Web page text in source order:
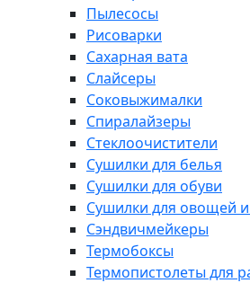
Пылесосы
Рисоварки
Сахарная вата
Слайсеры
Соковыжималки
Спиралайзеры
Стеклоочистители
Сушилки для белья
Сушилки для обуви
Сушилки для овощей
Сэндвичмейкеры
Термобоксы
Термопистолеты для